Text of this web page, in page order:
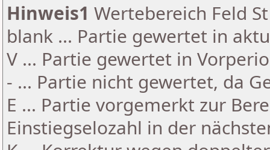
Hinweis1 Wertebereich Feld
blank ... Partie gewertet in
V ... Partie gewertet in
- ... Partie nicht gewertet, da
E ... Partie vorgemerkt zur
Einstiegselozahl in der